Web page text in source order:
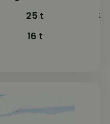
25 t
16 t